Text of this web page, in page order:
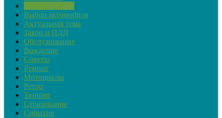
Выбор автомобиля
Актуальная тема
Закон и ПДД
Обслуживание
Вождение
Советы
Ремонт
Мотоциклы
Ретро
Тюнинг
Страхование
События